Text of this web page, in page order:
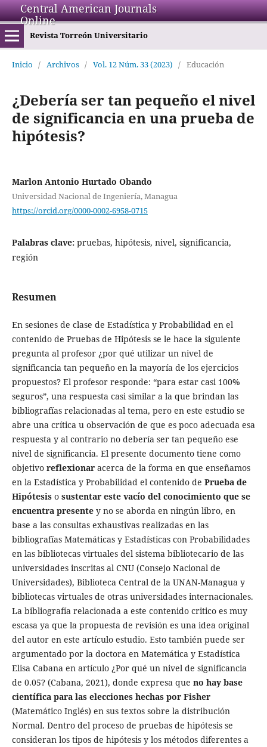
Central American Journals
Online
Revista Torreón Universitario
Inicio / Archivos / Vol. 12 Núm. 33 (2023) / Educación
¿Debería ser tan pequeño el nivel
de significancia en una prueba de
hipótesis?
Marlon Antonio Hurtado Obando
Universidad Nacional de Ingeniería, Managua
https://orcid.org/0000-0002-6958-0715
Palabras clave: pruebas, hipótesis, nivel, significancia,
región
Resumen
En sesiones de clase de Estadística y Probabilidad en el
contenido de Pruebas de Hipótesis se le hace la siguiente
pregunta al profesor ¿por qué utilizar un nivel de
significancia tan pequeño en la mayoría de los ejercicios
propuestos? El profesor responde: “para estar casi 100%
seguros”, una respuesta casi similar a la que brindan las
bibliografías relacionadas al tema, pero en este estudio se
abre una crítica u observación de que es poco adecuada esa
respuesta y al contrario no debería ser tan pequeño ese
nivel de significancia. El presente documento tiene como
objetivo reflexionaracerca de la forma en que enseñamos
en la Estadística y Probabilidad el contenido de Prueba de
Hipótesis o sustentar este vacío del conocimiento que se
encuentra presentey no se aborda en ningún libro, en
base a las consultas exhaustivas realizadas en las
bibliografías Matemáticas y Estadísticas con Probabilidades
en las bibliotecas virtuales del sistema bibliotecario de las
universidades inscritas al CNU (Consejo Nacional de
Universidades), Biblioteca Central de la UNAN-Managua y
bibliotecas virtuales de otras universidades internacionales.
La bibliografía relacionada a este contenido critico es muy
escasa ya que la propuesta de revisión es una idea original
del autor en este artículo estudio. Esto también puede ser
argumentado por la doctora en Matemática y Estadística
Elisa Cabana en artículo ¿Por qué un nivel de significancia
de 0.05? (Cabana, 2021), donde expresa que no hay base
científica para las elecciones hechas por Fisher
(Matemático Inglés) en sus textos sobre la distribución
Normal. Dentro del proceso de pruebas de hipótesis se
consideran los tipos de hipótesis y los métodos diferentes a